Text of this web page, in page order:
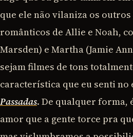
que ele não vilaniza os
românticos de Allie e Noah,
Marsden) e Martha (Jamie
sejam filmes de tons
característica que eu senti no
Passadas. De qualquer forma,
amor que a gente torce pra